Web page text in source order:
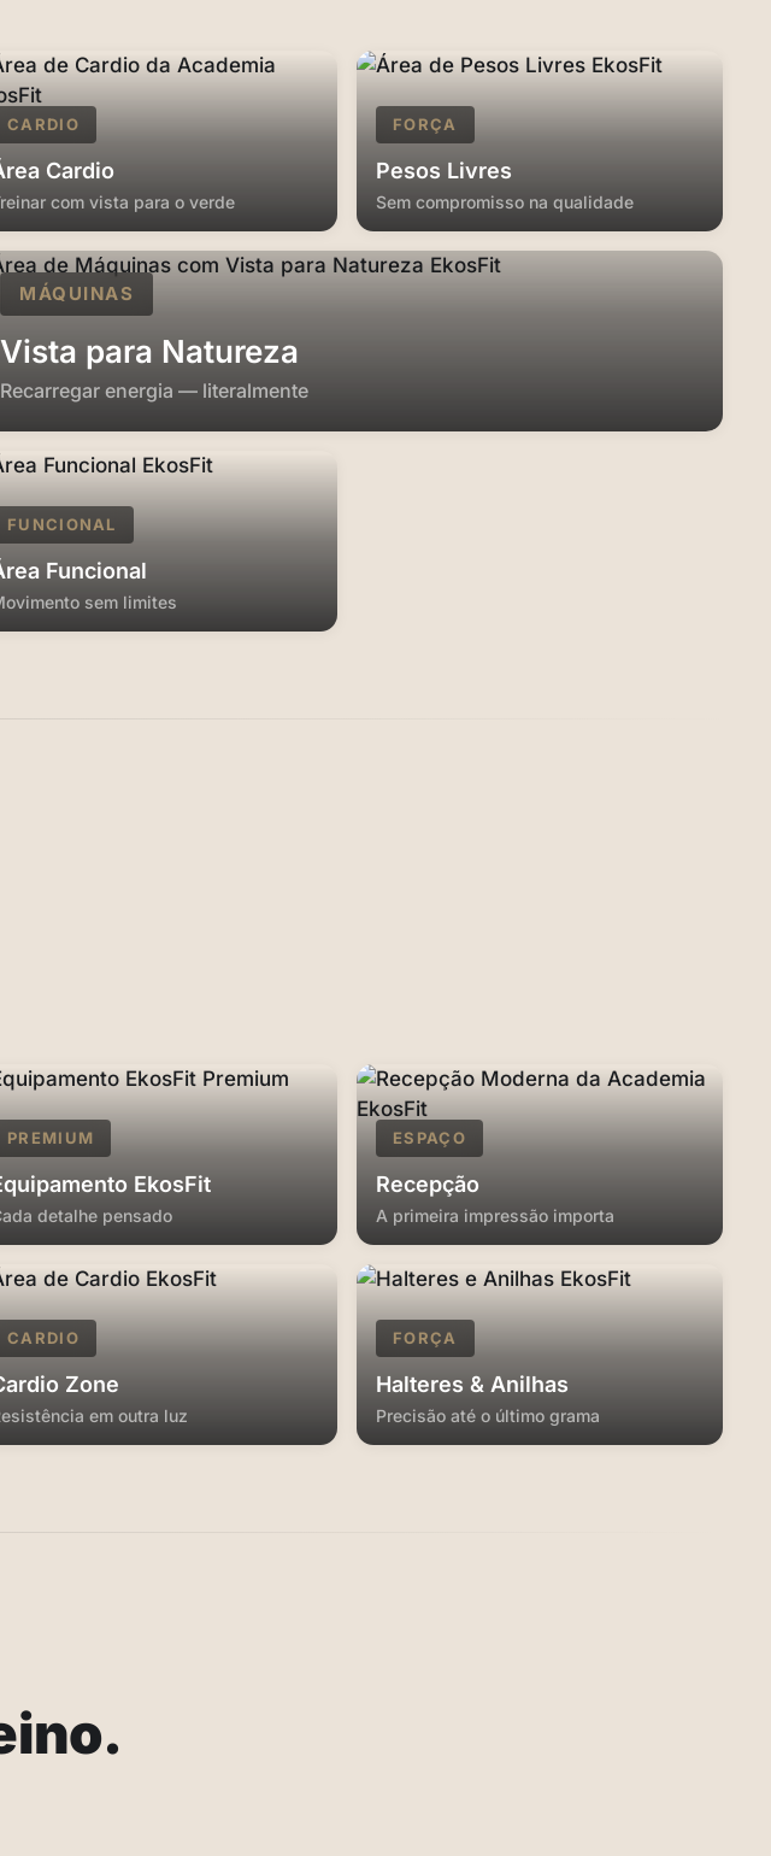
CARDIO
Cardio
com vista para o verde
FORÇA
Pesos Livres
Sem compromisso na qualidade
MÁQUINAS
Vista para Natureza
Recarregar energia — literalmente
FUNCIONAL
Funcional
sem limites
PREMIUM
EkosFit
detalhe pensado
ESPAÇO
Recepção
A primeira impressão importa
CARDIO
Zone
em outra luz
FORÇA
Halteres & Anilhas
Precisão até o último grama